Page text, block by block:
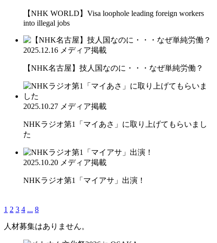
【NHK WORLD】Visa loophole leading foreign workers
into illegal jobs
2025.12.16 メディア掲載
【NHK名古屋】技人国なのに・・・なぜ単純労働？
2025.10.27 メディア掲載
NHKラジオ第1「マイあさ」に取り上げてもらいまし
た
2025.10.20 メディア掲載
NHKラジオ第1「マイアサ」出演！
1 2 3 4 ... 8
人材募集はありません。